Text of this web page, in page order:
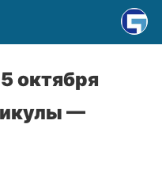
октября
—